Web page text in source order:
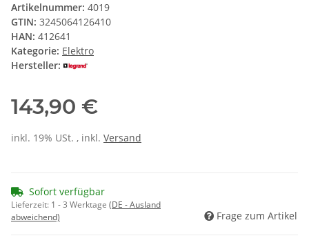
Artikelnummer: 4019
GTIN: 3245064126410
HAN: 412641
Kategorie: Elektro
Hersteller:
143,90 €
inkl. 19% USt. , inkl. Versand
Sofort verfügbar
Lieferzeit: 1 - 3 Werktage (DE - Ausland
abweichend)
Frage zum Artikel